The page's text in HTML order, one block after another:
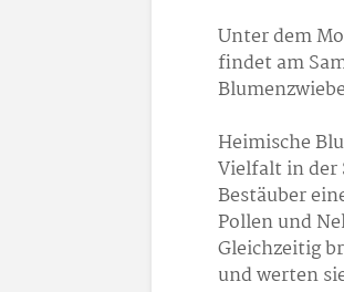
Unter dem
findet am
Heimische
Vielfalt in der
Bestäuber
Pollen und
Gleichzeitig
und werten